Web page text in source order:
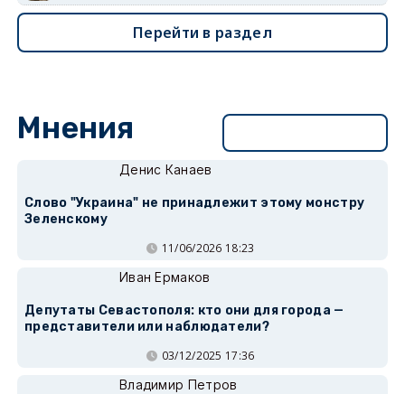
Перейти в раздел
Мнения
Денис Канаев
Слово "Украина" не принадлежит этому монстру
Зеленскому
11/06/2026 18:23
Иван Ермаков
Депутаты Севастополя: кто они для города —
представители или наблюдатели?
03/12/2025 17:36
Владимир Петров